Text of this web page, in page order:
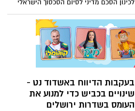
לכינון הסכם מדיני לסיום הסכסוך הישראלי
פלסטיני – תנועת "נשים עושות שלום", תגיע
ביום שלישי אל רחבת עיריית אשדוד ותקיים
צעידה משותפת לעבר חוף הקשתות: "לא
נוותר על הדרום, על הביטחון ועל עתיד ילדינו"
בעקבות הדיווח באשדוד נט -
שינויים בכביש כדי למנוע את
העומס בשדרות ירושלים